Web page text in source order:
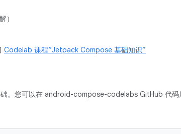
）
Codelab 课程“Jetpack Compose 基础知识”
。您可以在 android-compose-codelabs GitHub 代码